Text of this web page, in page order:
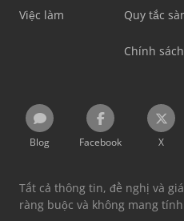
Việc làm Quy tắc
Chính
Blog Facebook X
Tất cả thông tin, đề nghị và
ràng buộc và không mang